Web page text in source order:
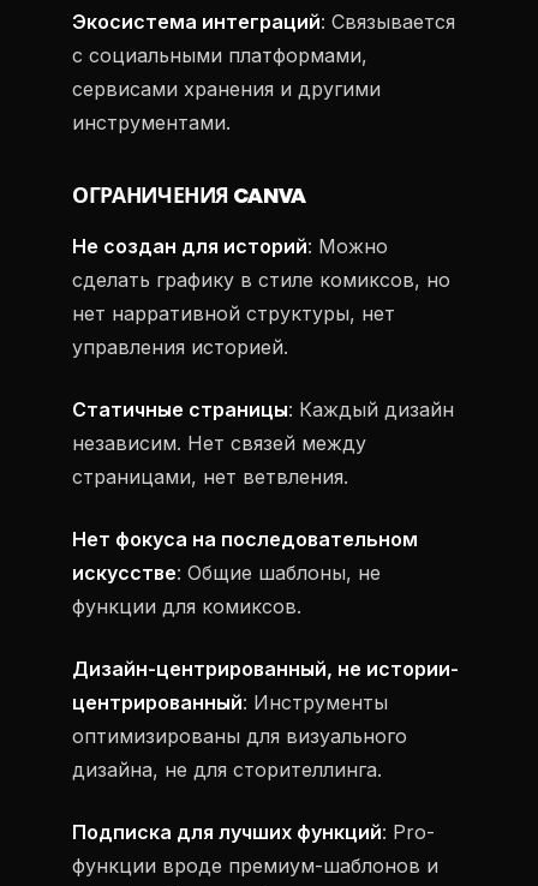
Экосистема интеграций: Связывается
с социальными платформами,
сервисами хранения и другими
инструментами.
ОГРАНИЧЕНИЯ CANVA
Не создан для историй: Можно
сделать графику в стиле комиксов, но
нет нарративной структуры, нет
управления историей.
Статичные страницы: Каждый дизайн
независим. Нет связей между
страницами, нет ветвления.
Нет фокуса на последовательном
искусстве: Общие шаблоны, не
функции для комиксов.
Дизайн-центрированный, не истории-
центрированный: Инструменты
оптимизированы для визуального
дизайна, не для сторителлинга.
Подписка для лучших функций: Pro-
функции вроде премиум-шаблонов и